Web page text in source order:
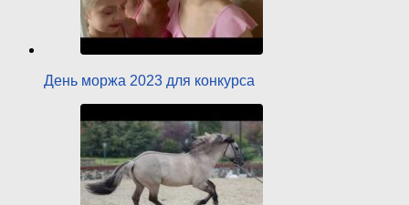
День моржа 2023 для конкурса